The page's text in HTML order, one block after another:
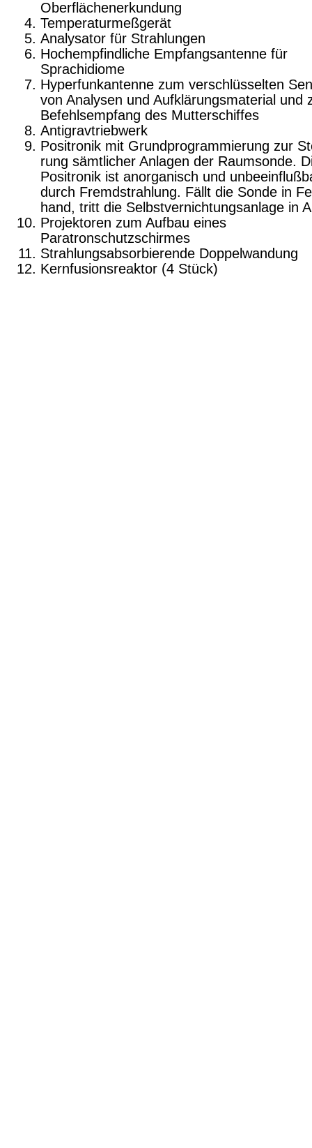
Oberflächenerkundung
Temperaturmeßgerät
Analysator für Strahlungen
Hochempfindliche Empfangsantenne für
Sprachidiome
Hyperfunkantenne zum verschlüsselten
von Analysen und Aufklärungsmaterial und
Befehlsempfang des Mutterschiffes
Antigravtriebwerk
Positronik mit Grundprogrammierung zur
rung sämtlicher Anlagen der Raumsonde.
Positronik ist anorganisch und
durch Fremdstrahlung. Fällt die Sonde in
hand, tritt die Selbstvernichtungsanlage in
Projektoren zum Aufbau eines
Paratronschutzschirmes
Strahlungsabsorbierende Doppelwandung
Kernfusionsreaktor (4 Stück)